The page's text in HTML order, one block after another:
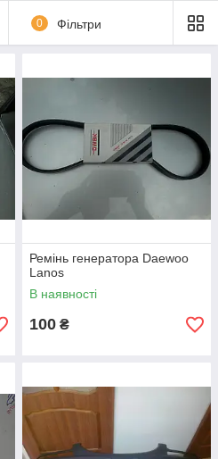
0 Фільтри
Ремінь генератора Daewoo
Lanos
В наявності
100 ₴